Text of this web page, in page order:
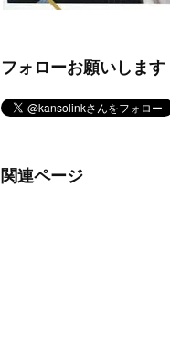
フォローお願いします
関連ページ